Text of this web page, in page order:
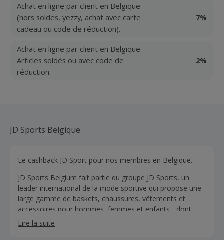
Achat en ligne par client en Belgique -
(hors soldes, yezzy, achat avec carte
cadeau ou code de réduction).
7%
Achat en ligne par client en Belgique -
Articles soldés ou avec code de
réduction.
2%
JD Sports Belgique
Le cashback JD Sport pour nos membres en Belgique.
JD Sports Belgium fait partie du groupe JD Sports, un
leader international de la mode sportive qui propose une
large gamme de baskets, chaussures, vêtements et
accessoires pour hommes, femmes et enfants - dont
80% est exclusif à JD Sports!
Lire la suite